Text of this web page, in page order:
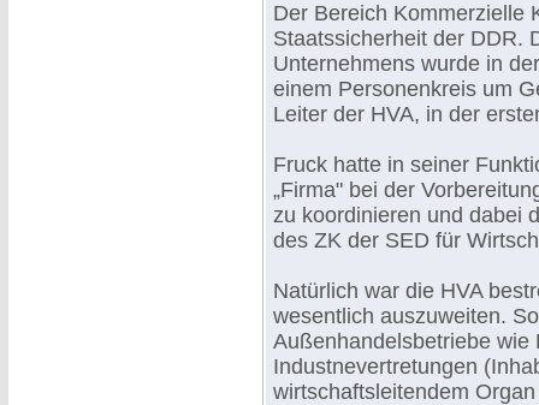
Der Bereich Kommerzielle
Staatssicherheit der DDR.
Unternehmens wurde in
einem Personenkreis um
Leiter der HVA, in der
Fruck hatte in seiner
„Firma" bei der
zu koordinieren und dabei
des ZK der SED für
Natürlich war die HVA
wesentlich auszuweiten.
Außenhandelsbetriebe wie
Industnevertretungen
wirtschaftsleitendem